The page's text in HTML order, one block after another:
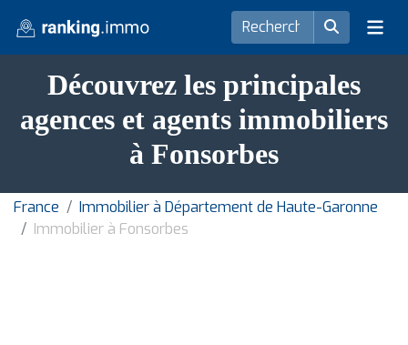
Découvrez les principales
agences et agents immobiliers
à Fonsorbes
France
Immobilier à Département de Haute-Garonne
Immobilier à Fonsorbes